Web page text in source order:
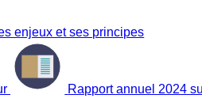
enjeux et ses principes
Rapport annuel 2024